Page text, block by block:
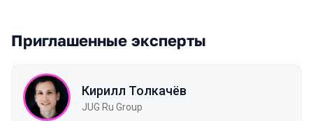
Приглашенные эксперты
Кирилл Толкачёв
JUG Ru Group